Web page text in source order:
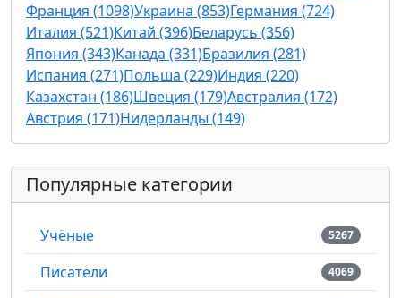
Франция (1098)Украина (853)Германия (724)
Италия (521)Китай (396)Беларусь (356)
Япония (343)Канада (331)Бразилия (281)
Испания (271)Польша (229)Индия (220)
Казахстан (186)Швеция (179)Австралия (172)
Австрия (171)Нидерланды (149)
Популярные категории
Учёные 5267
Писатели 4069